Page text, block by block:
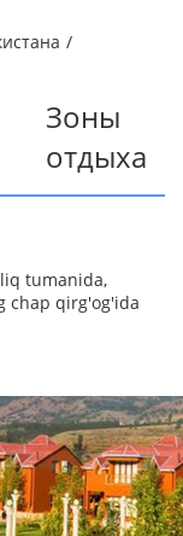
/
Зоны
отдыха
tumanida,
chap qirg'og'ida